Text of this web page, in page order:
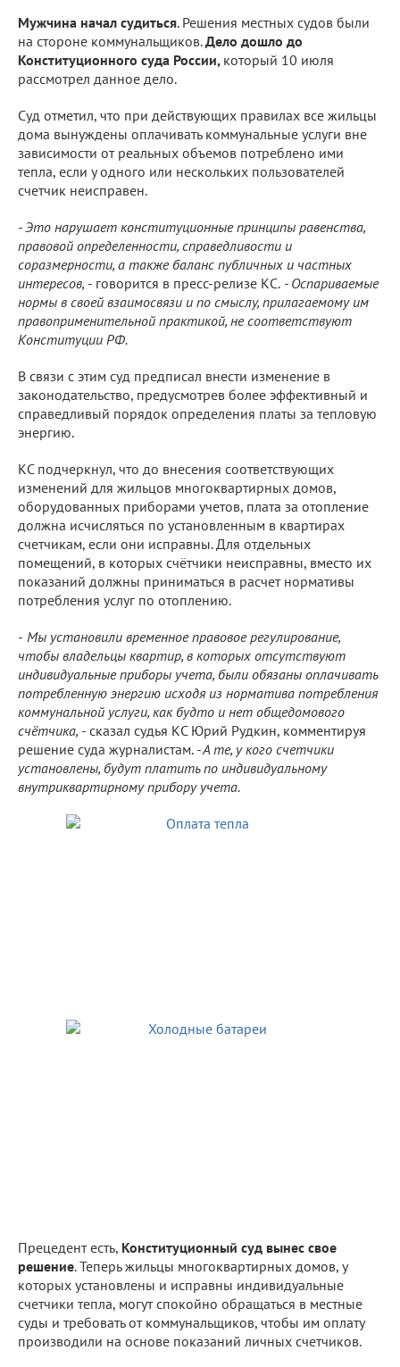
Мужчина начал судиться. Решения местных судов были
на стороне коммунальщиков.Дело дошло до
Конституционного суда России, который 10 июля
рассмотрел данное дело.
Суд отметил, что при действующих правилах все жильцы
дома вынуждены оплачивать коммунальные услуги вне
зависимости от реальных объемов потреблено ими
тепла, если у одного или нескольких пользователей
счетчик неисправен.
- Это нарушает конституционные принципы равенства,
правовой определенности, справедливости и
соразмерности, а также баланс публичных и частных
интересов, - говорится в пресс-релизе КС. - Оспариваемые
нормы в своей взаимосвязи и по смыслу, прилагаемому им
правоприменительной практикой, не соответствуют
Конституции РФ.
В связи с этим суд предписал внести изменение в
законодательство, предусмотрев более эффективный и
справедливый порядок определения платы за тепловую
энергию.
КС подчеркнул, что до внесения соответствующих
изменений для жильцов многоквартирных домов,
оборудованных приборами учетов, плата за отопление
должна исчисляться по установленным в квартирах
счетчикам, если они исправны. Для отдельных
помещений, в которых счётчики неисправны, вместо их
показаний должны приниматься в расчет нормативы
потребления услуг по отоплению.
- Мы установили временное правовое регулирование,
чтобы владельцы квартир, в которых отсутствуют
индивидуальные приборы учета, были обязаны оплачивать
потребленную энергию исходя из норматива потребления
коммунальной услуги, как будто и нет общедомового
счётчика, - сказал судья КС Юрий Рудкин, комментируя
решение суда журналистам. - А те, у кого счетчики
установлены, будут платить по индивидуальному
внутриквартирному прибору учета.
Прецедент есть, Конституционный суд вынес свое
решение. Теперь жильцы многоквартирных домов, у
которых установлены и исправны индивидуальные
счетчики тепла, могут спокойно обращаться в местные
суды и требовать от коммунальщиков, чтобы им оплату
производили на основе показаний личных счетчиков.